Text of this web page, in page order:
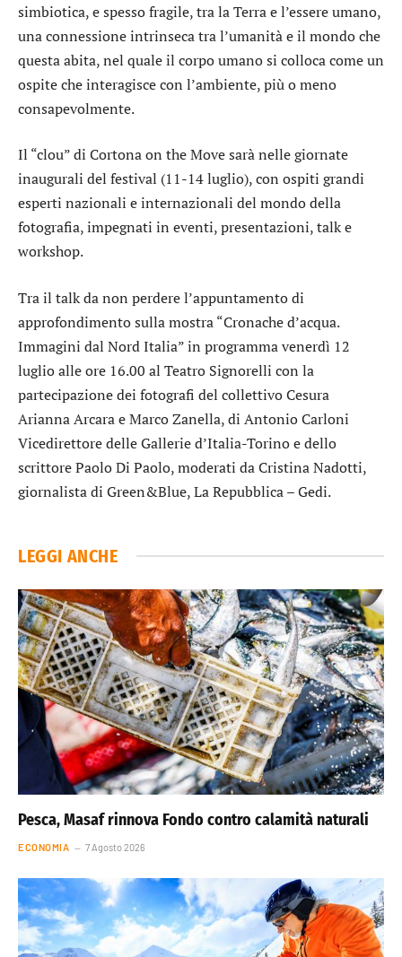
simbiotica, e spesso fragile, tra la Terra e l’essere umano,
una connessione intrinseca tra l’umanità e il mondo che
questa abita, nel quale il corpo umano si colloca come un
ospite che interagisce con l’ambiente, più o meno
consapevolmente.
Il “clou” di Cortona on the Move sarà nelle giornate
inaugurali del festival (11-14 luglio), con ospiti grandi
esperti nazionali e internazionali del mondo della
fotografia, impegnati in eventi, presentazioni, talk e
workshop.
Tra il talk da non perdere l’appuntamento di
approfondimento sulla mostra “Cronache d’acqua.
Immagini dal Nord Italia” in programma venerdì 12
luglio alle ore 16.00 al Teatro Signorelli con la
partecipazione dei fotografi del collettivo Cesura
Arianna Arcara e Marco Zanella, di Antonio Carloni
Vicedirettore delle Gallerie d’Italia-Torino e dello
scrittore Paolo Di Paolo, moderati da Cristina Nadotti,
giornalista di Green&Blue, La Repubblica – Gedi.
LEGGI ANCHE
Pesca, Masaf rinnova Fondo contro calamità naturali
ECONOMIA 7 Agosto 2026